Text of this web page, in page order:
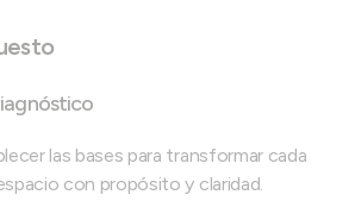
las bases para transformar cada
con propósito y claridad.